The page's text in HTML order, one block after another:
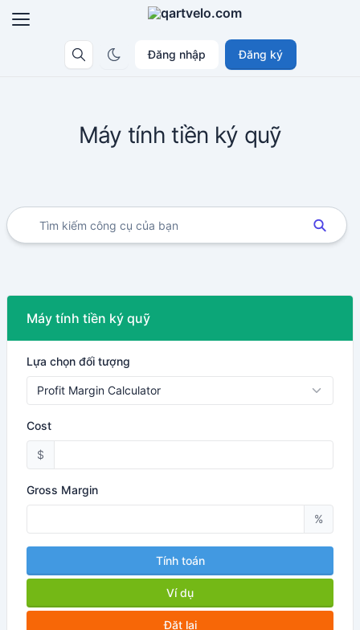
Đăng nhập Đăng ký
Máy tính tiền ký quỹ
Máy tính tiền ký quỹ
Lựa chọn đối tượng
Cost
$
Gross Margin
%
Tính toán
Ví dụ
Đặt lại